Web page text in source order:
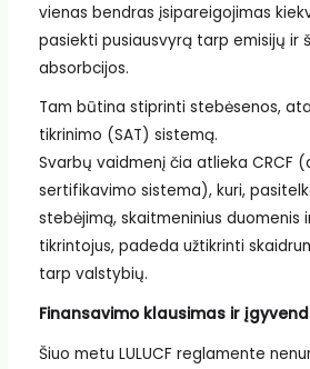
vienas bendras įsipareigojimas
pasiekti pusiausvyrą tarp emisijų ir
absorbcijos.
Tam būtina stiprinti stebėsenos,
tikrinimo (SAT) sistemą.
Svarbų vaidmenį čia atlieka CRCF
sertifikavimo sistema), kuri,
stebėjimą, skaitmeninius duomenis
tikrintojus, padeda užtikrinti
tarp valstybių.
Finansavimo klausimas ir
Šiuo metu LULUCF reglamente